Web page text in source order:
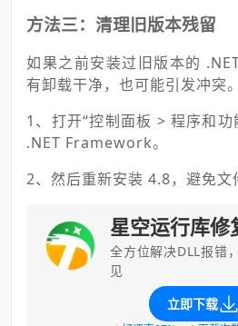
方法三：清理旧版本残留
如果之前安装过旧版本的
有卸载干净，也可能引发冲突。
1、打开“控制面板 > 程序和
.NET Framework。
2、然后重新安装 4.8，避免文
星空运行库修
全方位解决DLL报错
见
立即下载